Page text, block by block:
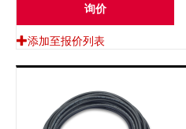
询价
添加至报价列表